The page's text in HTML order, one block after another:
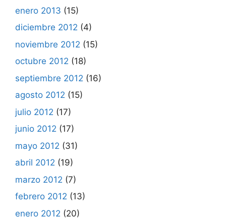
enero 2013 (15)
diciembre 2012 (4)
noviembre 2012 (15)
octubre 2012 (18)
septiembre 2012 (16)
agosto 2012 (15)
julio 2012 (17)
junio 2012 (17)
mayo 2012 (31)
abril 2012 (19)
marzo 2012 (7)
febrero 2012 (13)
enero 2012 (20)